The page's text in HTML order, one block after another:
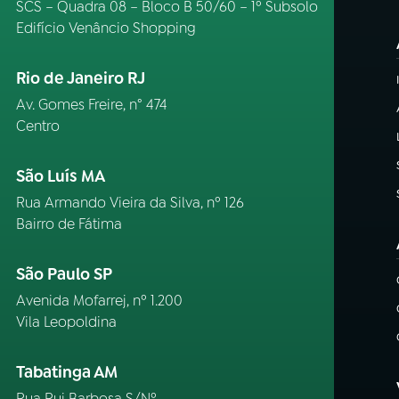
SCS – Quadra 08 – Bloco B 50/60 – 1º Subsolo
Edifício Venâncio Shopping
Rio de Janeiro RJ
Av. Gomes Freire, n° 474
Centro
São Luís MA
Rua Armando Vieira da Silva, nº 126
Bairro de Fátima
São Paulo SP
Avenida Mofarrej, nº 1.200
Vila Leopoldina
Tabatinga AM